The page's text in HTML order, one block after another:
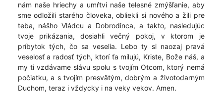
nám naše hriechy a umŕtvi naše telesné zmýšľanie, aby
sme odložili starého človeka, obliekli si nového a žili pre
teba, nášho Vládcu a Dobrodinca, a takto, nasledujúc
tvoje prikázania, dosiahli večný pokoj, v ktorom je
príbytok tých, čo sa veselia. Lebo ty si naozaj pravá
veselosť a radosť tých, ktorí ťa milujú, Kriste, Bože náš, a
my ti vzdávame slávu spolu s tvojím Otcom, ktorý nemá
počiatku, a s tvojím presvätým, dobrým a životodarným
Duchom, teraz i vždycky i na veky vekov. Amen.